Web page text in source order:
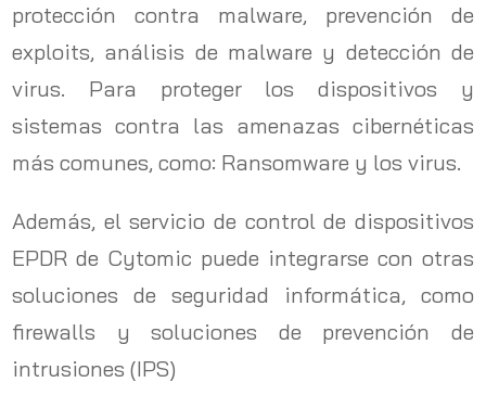
protección contra malware, prevención de
exploits, análisis de malware y detección de
virus. Para proteger los dispositivos y
sistemas contra las amenazas cibernéticas
más comunes, como: Ransomware y los virus.
Además, el servicio de control de dispositivos
EPDR de Cytomic puede integrarse con otras
soluciones de seguridad informática, como
firewalls y soluciones de prevención de
intrusiones (IPS)